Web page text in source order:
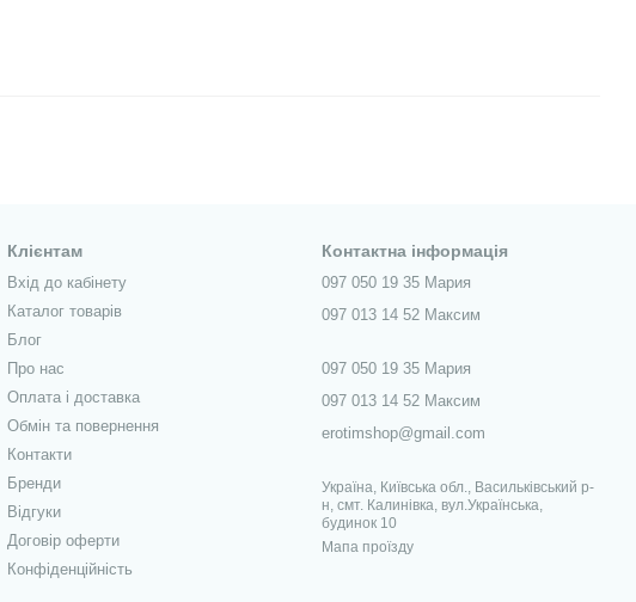
Клієнтам
Вхід до кабінету
Каталог товарів
Блог
Про нас
Оплата і доставка
Обмін та повернення
Контакти
Бренди
Відгуки
Договір оферти
Конфіденційність
Контактна інформація
097 050 19 35 Мария
097 013 14 52 Максим
097 050 19 35 Мария
097 013 14 52 Максим
erotimshop@gmail.com
Україна, Київська обл., Васильківський р-
н, смт. Калинівка, вул.Українська,
будинок 10
Мапа проїзду